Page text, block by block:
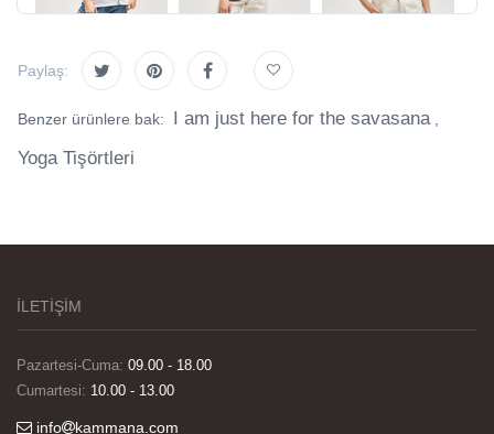
Paylaş:
Benzer ürünlere bak: I am just here for the savasana,
Yoga Tişörtleri
İLETİŞİM
Pazartesi-Cuma: 09.00 - 18.00
Cumartesi: 10.00 - 13.00
info kammana.com